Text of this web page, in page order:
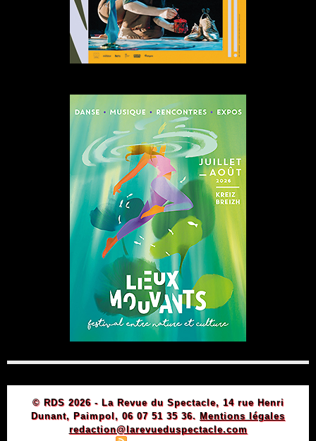
© RDS 2026 - La Revue du Spectacle, 14 rue Henri
Dunant, Paimpol, 06 07 51 35 36. Mentions légales
redaction@larevueduspectacle.com